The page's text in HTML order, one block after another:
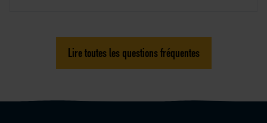
Lire toutes les questions fréquentes